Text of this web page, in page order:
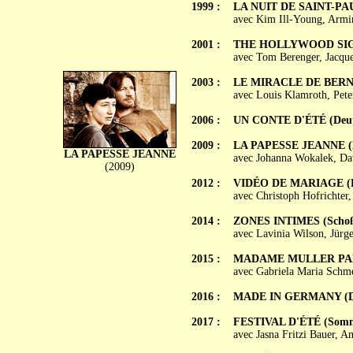
LA PAPESSE JEANNE
(2009)
1999 :
2001 :
2003 :
2006 :
2009 :
2012 :
2014 :
2015 :
2016 :
2017 :
LA NUIT DE SAINT-
avec Kim Ill-Young,
THE HOLLYWOOD
avec Tom Berenger,
LE MIRACLE DE
avec Louis Klamroth,
UN CONTE D'ÉTÉ
LA PAPESSE JEANNE
avec Johanna Wokalek,
VIDÉO DE MARIAGE
avec Christoph
ZONES INTIMES
avec Lavinia Wilson,
MADAME MULLER
avec Gabriela Maria
MADE IN GERMANY
FESTIVAL D'ÉTÉ
avec Jasna Fritzi Bauer,